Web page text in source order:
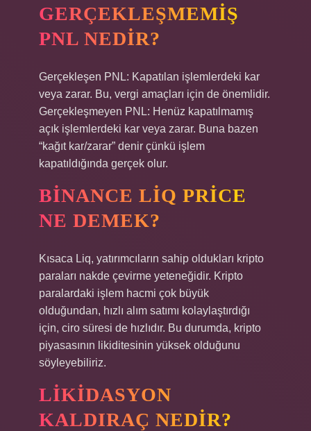
GERÇEKLEŞMEMIŞ
PNL NEDIR?
Gerçekleşen PNL: Kapatılan işlemlerdeki kar
veya zarar. Bu, vergi amaçları için de önemlidir.
Gerçekleşmeyen PNL: Henüz kapatılmamış
açık işlemlerdeki kar veya zarar. Buna bazen
“kağıt kar/zarar” denir çünkü işlem
kapatıldığında gerçek olur.
BINANCE LIQ PRICE
NE DEMEK?
Kısaca Liq, yatırımcıların sahip oldukları kripto
paraları nakde çevirme yeteneğidir. Kripto
paralardaki işlem hacmi çok büyük
olduğundan, hızlı alım satımı kolaylaştırdığı
için, ciro süresi de hızlıdır. Bu durumda, kripto
piyasasının likiditesinin yüksek olduğunu
söyleyebiliriz.
LIKIDASYON
KALDIRAÇ NEDIR?